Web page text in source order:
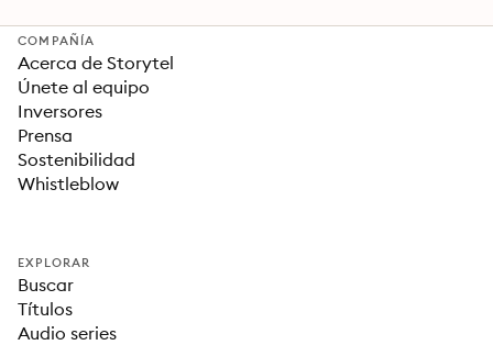
COMPAÑÍA
Acerca de Storytel
Únete al equipo
Inversores
Prensa
Sostenibilidad
Whistleblow
EXPLORAR
Buscar
Títulos
Audio series